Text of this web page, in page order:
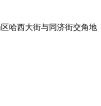
哈西大街与同济街交角地